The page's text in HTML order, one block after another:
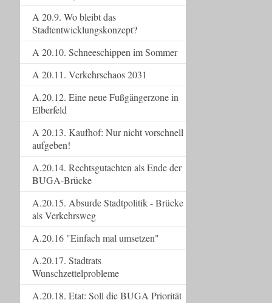
A 20.9. Wo bleibt das
Stadtentwicklungskonzept?
A 20.10. Schneeschippen im Sommer
A 20.11. Verkehrschaos 2031
A.20.12. Eine neue Fußgängerzone in
Elberfeld
A 20.13. Kaufhof: Nur nicht vorschnell
aufgeben!
A.20.14. Rechtsgutachten als Ende der
BUGA-Brücke
A.20.15. Absurde Stadtpolitik - Brücke
als Verkehrsweg
A.20.16 "Einfach mal umsetzen"
A.20.17. Stadtrats
Wunschzettelprobleme
A.20.18. Etat: Soll die BUGA Priorität